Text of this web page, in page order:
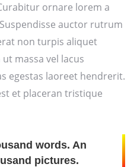
ornare lorem a
auctor rutrum
non turpis aliquet
massa vel lacus
egestas laoreet hendrerit.
et placeran tristique
words. An
pictures.